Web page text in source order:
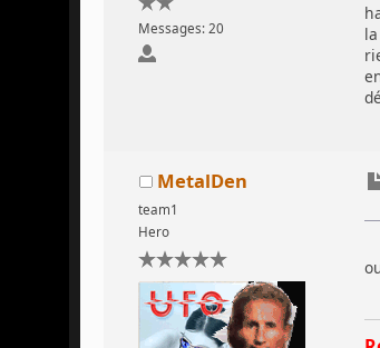
Messages: 20
MetalDen
team1
Hero